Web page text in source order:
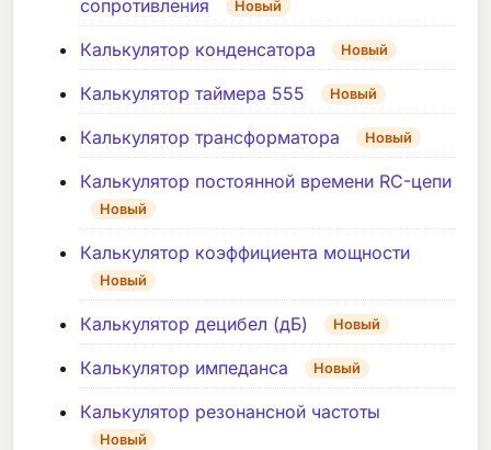
сопротивления Новый
Калькулятор конденсатора Новый
Калькулятор таймера 555 Новый
Калькулятор трансформатора Новый
Калькулятор постоянной времени RC-цепи
Новый
Калькулятор коэффициента мощности
Новый
Калькулятор децибел (дБ) Новый
Калькулятор импеданса Новый
Калькулятор резонансной частоты
Новый